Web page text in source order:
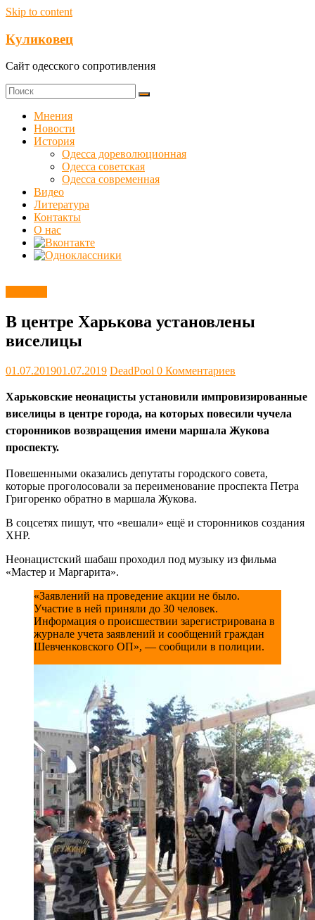
Skip to content
Куликовец
Сайт одесского сопротивления
Мнения
Новости
История
Одесса дореволюционная
Одесса советская
Одесса современная
Видео
Литература
Контакты
О нас
В центре Харькова установлены
виселицы
01.07.201901.07.2019 DeadPool 0 Комментариев
Харьковские неонацисты установили импровизированные
виселицы в центре города, на которых повесили чучела
сторонников возвращения имени маршала Жукова
проспекту.
Повешенными оказались депутаты городского совета,
которые проголосовали за переименование проспекта Петра
Григоренко обратно в маршала Жукова.
В соцсетях пишут, что «вешали» ещё и сторонников создания
ХНР.
Неонацистский шабаш проходил под музыку из фильма
«Мастер и Маргарита».
«Заявлений на проведение акции не было.
Участие в ней приняли до 30 человек.
Информация о происшествии зарегистрирована в
журнале учета заявлений и сообщений граждан
Шевченковского ОП», — сообщили в полиции.